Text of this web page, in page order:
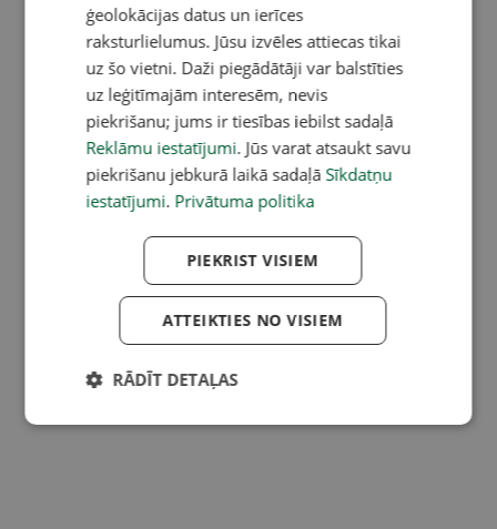
ģeolokācijas datus un ierīces
raksturlielumus. Jūsu izvēles attiecas tikai
uz šo vietni. Daži piegādātāji var balstīties
uz leģitīmajām interesēm, nevis
piekrišanu; jums ir tiesības iebilst sadaļā
Reklāmu iestatījumi. Jūs varat atsaukt savu
piekrišanu jebkurā laikā sadaļā Sīkdatņu
iestatījumi. Privātuma politika
PIEKRIST VISIEM
ATTEIKTIES NO VISIEM
RĀDĪT DETAĻAS